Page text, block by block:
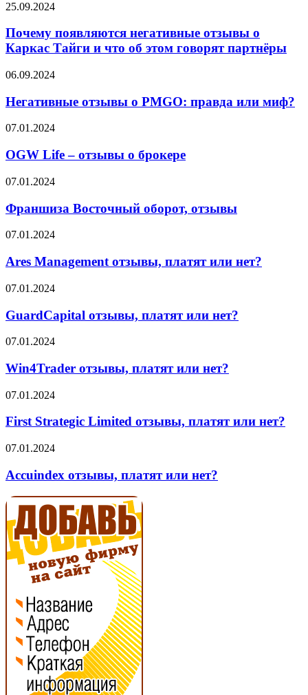
Почему
негативные
отзывы
о
Тайги
что
этом
партнёры
25.09.2024
Почему появляются негативные отзывы о
Каркас Тайги и что об этом говорят партнёры
Негативные
о
PMGO:
правда
миф?
06.09.2024
Негативные отзывы о PMGO: правда или миф?
OGW
–
о
07.01.2024
OGW Life – отзывы о брокере
Франшиза
оборот,
отзывы
07.01.2024
Франшиза Восточный оборот, отзывы
Ares
отзывы,
платят
или
нет?
07.01.2024
Ares Management отзывы, платят или нет?
GuardCapital
платят
или
нет?
07.01.2024
GuardCapital отзывы, платят или нет?
Win4Trader
платят
или
нет?
07.01.2024
Win4Trader отзывы, платят или нет?
First
Limited
платят
нет?
07.01.2024
First Strategic Limited отзывы, платят или нет?
Accuindex
платят
или
нет?
07.01.2024
Accuindex отзывы, платят или нет?